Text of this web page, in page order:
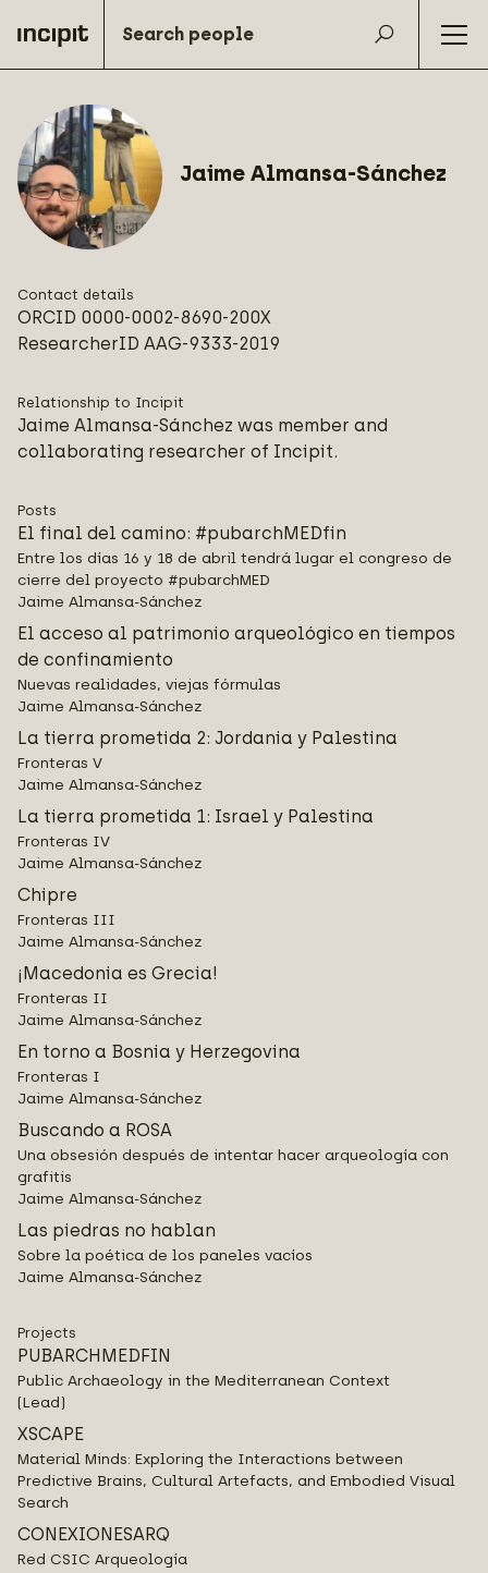
Jaime Almansa-Sánchez
Contact details
ORCID 0000-0002-8690-200X
ResearcherID AAG-9333-2019
Relationship to Incipit
Jaime Almansa-Sánchez was member and
collaborating researcher of Incipit.
Posts
El final del camino: #pubarchMEDfin
Entre los días 16 y 18 de abril tendrá lugar el congreso de
cierre del proyecto #pubarchMED
Jaime Almansa-Sánchez
El acceso al patrimonio arqueológico en tiempos
de confinamiento
Nuevas realidades, viejas fórmulas
Jaime Almansa-Sánchez
La tierra prometida 2: Jordania y Palestina
Fronteras V
Jaime Almansa-Sánchez
La tierra prometida 1: Israel y Palestina
Fronteras IV
Jaime Almansa-Sánchez
Chipre
Fronteras III
Jaime Almansa-Sánchez
¡Macedonia es Grecia!
Fronteras II
Jaime Almansa-Sánchez
En torno a Bosnia y Herzegovina
Fronteras I
Jaime Almansa-Sánchez
Buscando a ROSA
Una obsesión después de intentar hacer arqueología con
grafitis
Jaime Almansa-Sánchez
Las piedras no hablan
Sobre la poética de los paneles vacíos
Jaime Almansa-Sánchez
Projects
PUBARCHMEDFIN
Public Archaeology in the Mediterranean Context
(Lead)
XSCAPE
Material Minds: Exploring the Interactions between
Predictive Brains, Cultural Artefacts, and Embodied Visual
Search
CONEXIONESARQ
Red CSIC Arqueología